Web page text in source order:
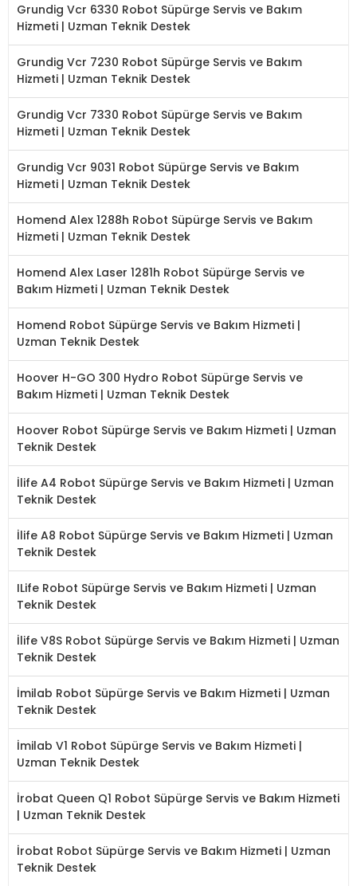
Grundig Vcr 6330 Robot Süpürge Servis ve Bakım
Hizmeti | Uzman Teknik Destek
Grundig Vcr 7230 Robot Süpürge Servis ve Bakım
Hizmeti | Uzman Teknik Destek
Grundig Vcr 7330 Robot Süpürge Servis ve Bakım
Hizmeti | Uzman Teknik Destek
Grundig Vcr 9031 Robot Süpürge Servis ve Bakım
Hizmeti | Uzman Teknik Destek
Homend Alex 1288h Robot Süpürge Servis ve Bakım
Hizmeti | Uzman Teknik Destek
Homend Alex Laser 1281h Robot Süpürge Servis ve
Bakım Hizmeti | Uzman Teknik Destek
Homend Robot Süpürge Servis ve Bakım Hizmeti |
Uzman Teknik Destek
Hoover H-GO 300 Hydro Robot Süpürge Servis ve
Bakım Hizmeti | Uzman Teknik Destek
Hoover Robot Süpürge Servis ve Bakım Hizmeti | Uzman
Teknik Destek
İlife A4 Robot Süpürge Servis ve Bakım Hizmeti | Uzman
Teknik Destek
İlife A8 Robot Süpürge Servis ve Bakım Hizmeti | Uzman
Teknik Destek
ILife Robot Süpürge Servis ve Bakım Hizmeti | Uzman
Teknik Destek
İlife V8S Robot Süpürge Servis ve Bakım Hizmeti | Uzman
Teknik Destek
İmilab Robot Süpürge Servis ve Bakım Hizmeti | Uzman
Teknik Destek
İmilab V1 Robot Süpürge Servis ve Bakım Hizmeti |
Uzman Teknik Destek
İrobat Queen Q1 Robot Süpürge Servis ve Bakım Hizmeti
| Uzman Teknik Destek
İrobat Robot Süpürge Servis ve Bakım Hizmeti | Uzman
Teknik Destek